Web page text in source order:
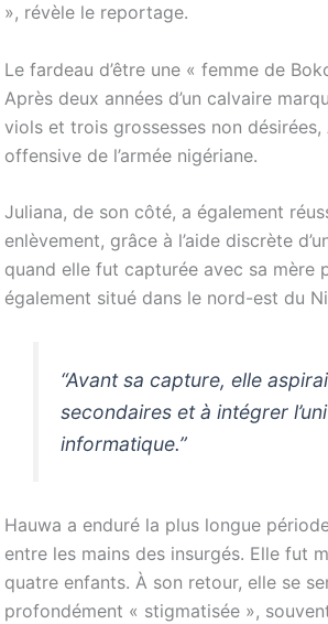
», révèle le reportage.
Le fardeau d’être une « femme de
Après deux années d’un calvaire
viols et trois grossesses non désirées,
offensive de l’armée nigériane.
Juliana, de son côté, a également
enlèvement, grâce à l’aide discrète
quand elle fut capturée avec sa mère
également situé dans le nord-est du
“Avant sa capture, elle
secondaires et à intégrer
informatique.”
Hauwa a enduré la plus longue
entre les mains des insurgés. Elle fut
quatre enfants. À son retour, elle se
profondément « stigmatisée »,